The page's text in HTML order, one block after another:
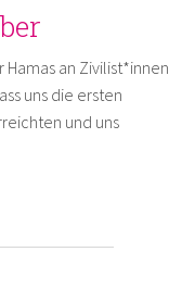
Hamas an Zivilist*innen
uns die ersten
und uns